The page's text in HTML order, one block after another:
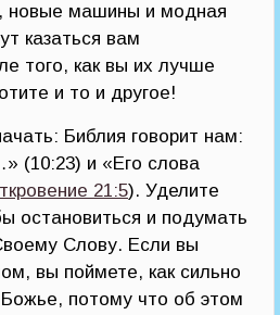
новые машины и модная
казаться вам
того, как вы их лучше
и то и другое!
Библия говорит нам:
(10:23) и «Его слова
21:5). Уделите
остановиться и подумать
Слову. Если вы
вы поймете, как сильно
потому что об этом